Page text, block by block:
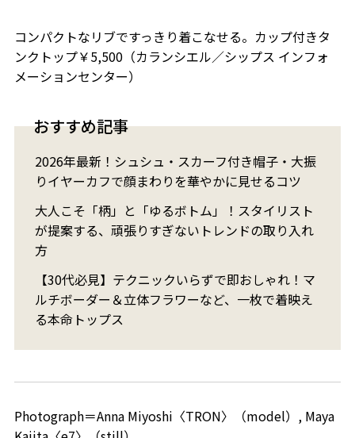
コンパクトなリブですっきり着こなせる。カップ付きタ
ンクトップ￥5,500（カランシエル／シップス インフォ
メーションセンター）
おすすめ記事
2026年最新！シュシュ・スカーフ付き帽子・大振
りイヤーカフで顔まわりを華やかに見せるコツ
大人こそ「柄」と「ゆるボトム」！スタイリスト
が提案する、頑張りすぎないトレンドの取り入れ
方
【30代必見】テクニックいらずで即おしゃれ！マ
ルチボーダー＆立体フラワーなど、一枚で着映え
る本命トップス
Photograph＝Anna Miyoshi〈TRON〉（model）, Maya